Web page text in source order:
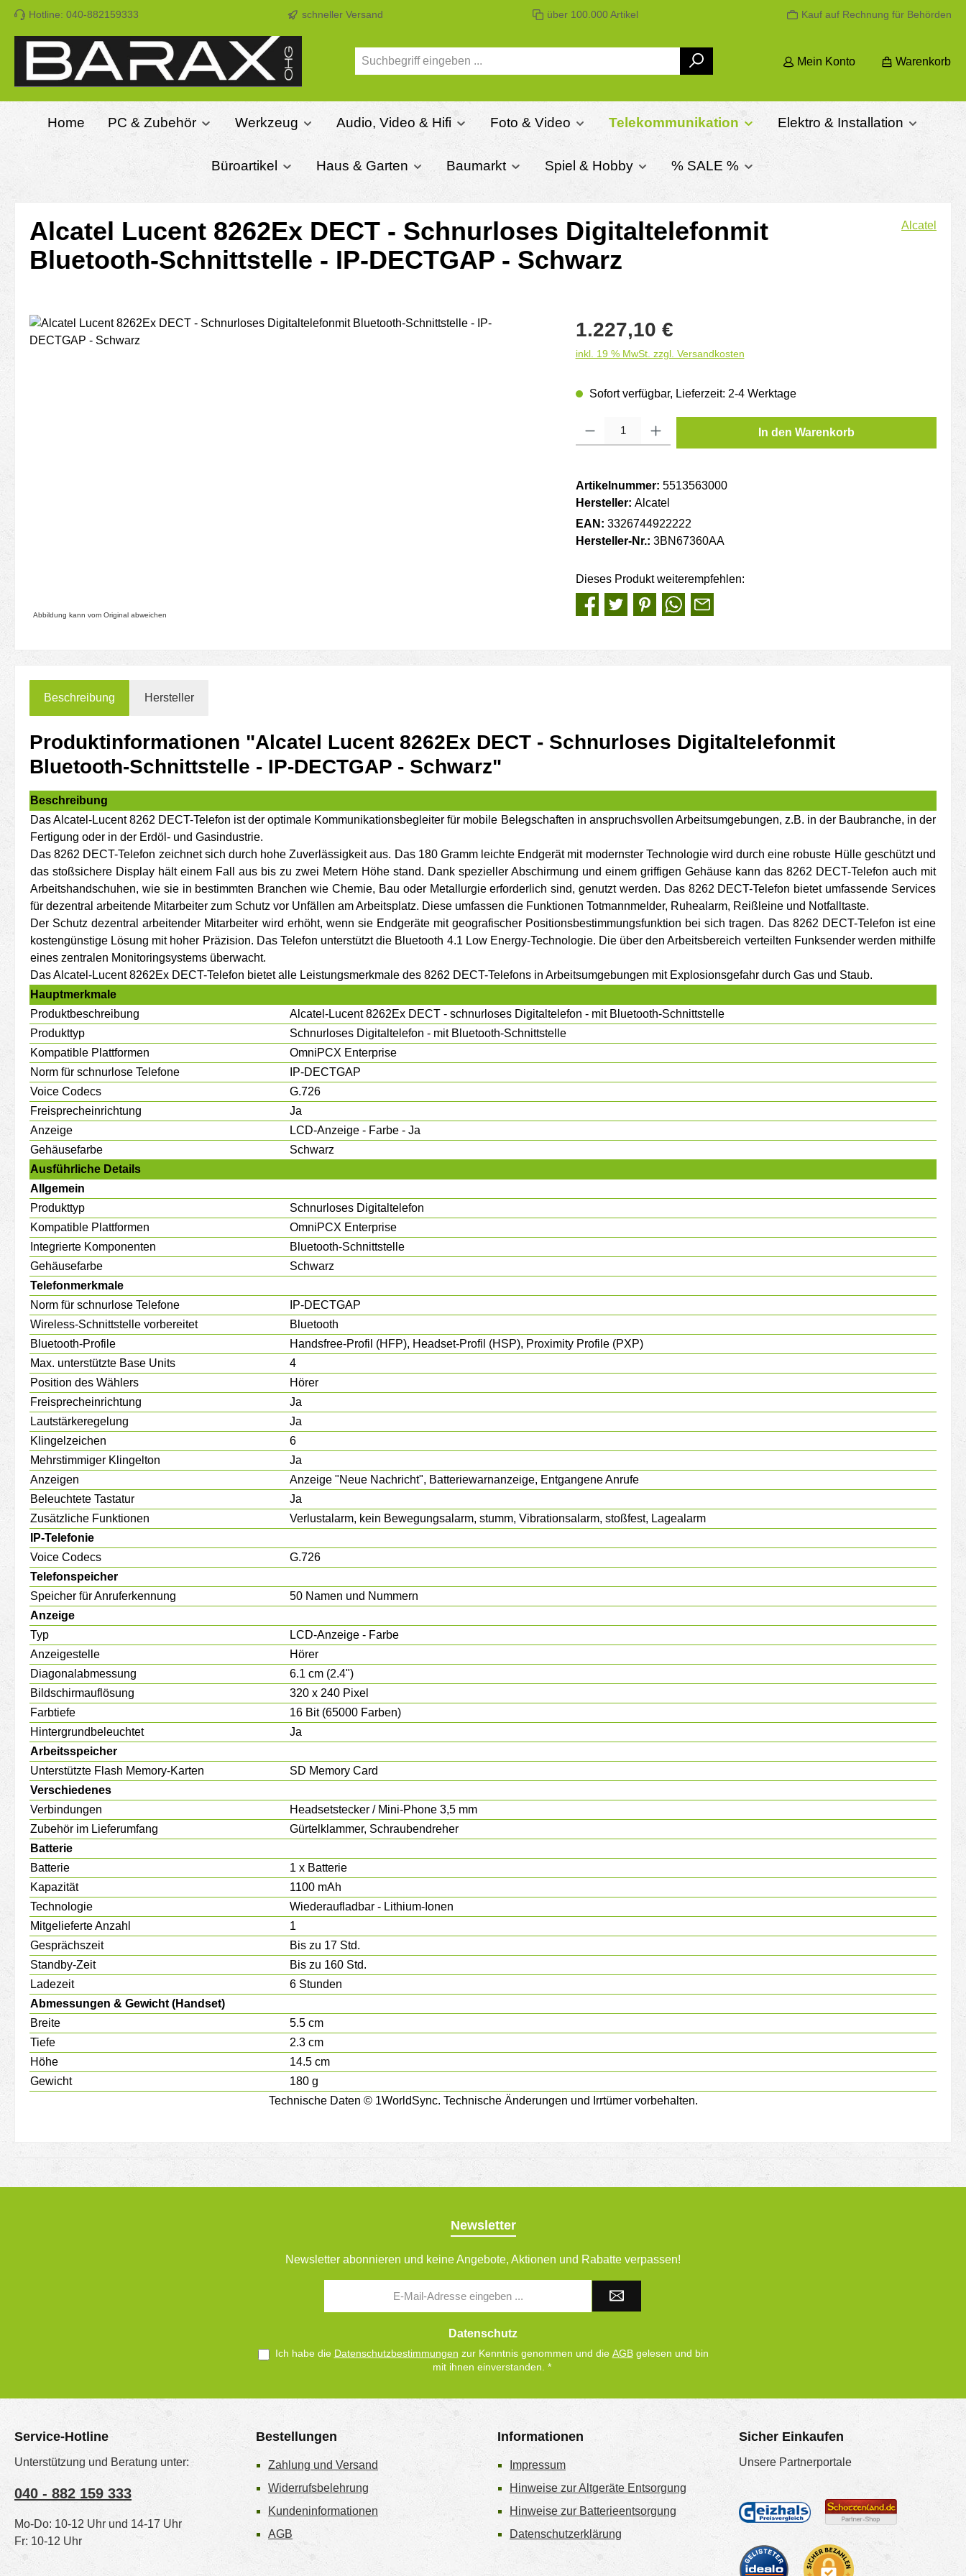
Hauptinhalt springen
Zur Suche springen
Zur Hauptnavigation springen
Hotline: 040-882159333 schneller Versand über 100.000 Artikel Kauf auf Rechnung für Behörden
Mein Konto Warenkorb
Home PC & Zubehör Werkzeug Audio, Video & Hifi Foto & Video Telekommunikation Elektro & Installation
Büroartikel Haus & Garten Baumarkt Spiel & Hobby % SALE %
Alcatel Lucent 8262Ex DECT - Schnurloses Digitaltelefonmit
Bluetooth-Schnittstelle - IP-DECTGAP - Schwarz
Alcatel
Bildergalerie überspringen
Abbildung kann vom Original abweichen
Regulärer Preis:
1.227,10 €
inkl. 19 % MwSt. zzgl. Versandkosten
Sofort verfügbar, Lieferzeit: 2-4 Werktage
Produkt Anzahl: Gib den gewünschten Wert ein oder benutze die Schaltflächen um
In den Warenkorb
Artikelnummer: 5513563000
Hersteller: Alcatel
EAN: 3326744922222
Hersteller-Nr.: 3BN67360AA
Dieses Produkt weiterempfehlen:
Beschreibung Hersteller
Produktinformationen "Alcatel Lucent 8262Ex DECT - Schnurloses Digitaltelefonmit
Bluetooth-Schnittstelle - IP-DECTGAP - Schwarz"
Beschreibung
Das Alcatel-Lucent 8262 DECT-Telefon ist der optimale Kommunikationsbegleiter für mobile Belegschaften in anspruchsvollen Arbeitsumgebungen, z.B. in der Baubranche, in der
Fertigung oder in der Erdöl- und Gasindustrie.
Das 8262 DECT-Telefon zeichnet sich durch hohe Zuverlässigkeit aus. Das 180 Gramm leichte Endgerät mit modernster Technologie wird durch eine robuste Hülle geschützt und
das stoßsichere Display hält einem Fall aus bis zu zwei Metern Höhe stand. Dank spezieller Abschirmung und einem griffigen Gehäuse kann das 8262 DECT-Telefon auch mit
Arbeitshandschuhen, wie sie in bestimmten Branchen wie Chemie, Bau oder Metallurgie erforderlich sind, genutzt werden. Das 8262 DECT-Telefon bietet umfassende Services
für dezentral arbeitende Mitarbeiter zum Schutz vor Unfällen am Arbeitsplatz. Diese umfassen die Funktionen Totmannmelder, Ruhealarm, Reißleine und Notfalltaste.
Der Schutz dezentral arbeitender Mitarbeiter wird erhöht, wenn sie Endgeräte mit geografischer Positionsbestimmungsfunktion bei sich tragen. Das 8262 DECT-Telefon ist eine
kostengünstige Lösung mit hoher Präzision. Das Telefon unterstützt die Bluetooth 4.1 Low Energy-Technologie. Die über den Arbeitsbereich verteilten Funksender werden mithilfe
eines zentralen Monitoringsystems überwacht.
Das Alcatel-Lucent 8262Ex DECT-Telefon bietet alle Leistungsmerkmale des 8262 DECT-Telefons in Arbeitsumgebungen mit Explosionsgefahr durch Gas und Staub.
Hauptmerkmale
Produktbeschreibung
Alcatel-Lucent 8262Ex DECT - schnurloses Digitaltelefon - mit Bluetooth-Schnittstelle
Produkttyp
Schnurloses Digitaltelefon - mit Bluetooth-Schnittstelle
Kompatible Plattformen
OmniPCX Enterprise
Norm für schnurlose Telefone
IP-DECTGAP
Voice Codecs
G.726
Freisprecheinrichtung
Ja
Anzeige
LCD-Anzeige - Farbe - Ja
Gehäusefarbe
Schwarz
Ausführliche Details
Allgemein
Produkttyp
Schnurloses Digitaltelefon
Kompatible Plattformen
OmniPCX Enterprise
Integrierte Komponenten
Bluetooth-Schnittstelle
Gehäusefarbe
Schwarz
Telefonmerkmale
Norm für schnurlose Telefone
IP-DECTGAP
Wireless-Schnittstelle vorbereitet
Bluetooth
Bluetooth-Profile
Handsfree-Profil (HFP), Headset-Profil (HSP), Proximity Profile (PXP)
Max. unterstützte Base Units
4
Position des Wählers
Hörer
Freisprecheinrichtung
Ja
Lautstärkeregelung
Ja
Klingelzeichen
6
Mehrstimmiger Klingelton
Ja
Anzeigen
Anzeige "Neue Nachricht", Batteriewarnanzeige, Entgangene Anrufe
Beleuchtete Tastatur
Ja
Zusätzliche Funktionen
Verlustalarm, kein Bewegungsalarm, stumm, Vibrationsalarm, stoßfest, Lagealarm
IP-Telefonie
Voice Codecs
G.726
Telefonspeicher
Speicher für Anruferkennung
50 Namen und Nummern
Anzeige
Typ
LCD-Anzeige - Farbe
Anzeigestelle
Hörer
Diagonalabmessung
6.1 cm (2.4")
Bildschirmauflösung
320 x 240 Pixel
Farbtiefe
16 Bit (65000 Farben)
Hintergrundbeleuchtet
Ja
Arbeitsspeicher
Unterstützte Flash Memory-Karten
SD Memory Card
Verschiedenes
Verbindungen
Headsetstecker / Mini-Phone 3,5 mm
Zubehör im Lieferumfang
Gürtelklammer, Schraubendreher
Batterie
Batterie
1 x Batterie
Kapazität
1100 mAh
Technologie
Wiederaufladbar - Lithium-Ionen
Mitgelieferte Anzahl
1
Gesprächszeit
Bis zu 17 Std.
Standby-Zeit
Bis zu 160 Std.
Ladezeit
6 Stunden
Abmessungen & Gewicht (Handset)
Breite
5.5 cm
Tiefe
2.3 cm
Höhe
14.5 cm
Gewicht
180 g
Technische Daten © 1WorldSync. Technische Änderungen und Irrtümer vorbehalten.
Newsletter
Newsletter abonnieren und keine Angebote, Aktionen und Rabatte verpassen!
Datenschutz
Ich habe die Datenschutzbestimmungen zur Kenntnis genommen und die AGBgelesen und bin
mit ihnen einverstanden. *
Service-Hotline
Unterstützung und Beratung unter:
040 - 882 159 333
Mo-Do: 10-12 Uhr und 14-17 Uhr
Fr: 10-12 Uhr
Bestellungen
Zahlung und Versand
Widerrufsbelehrung
Kundeninformationen
AGB
Informationen
Impressum
Hinweise zur Altgeräte Entsorgung
Hinweise zur Batterieentsorgung
Datenschutzerklärung
Sicher Einkaufen
Unsere Partnerportale